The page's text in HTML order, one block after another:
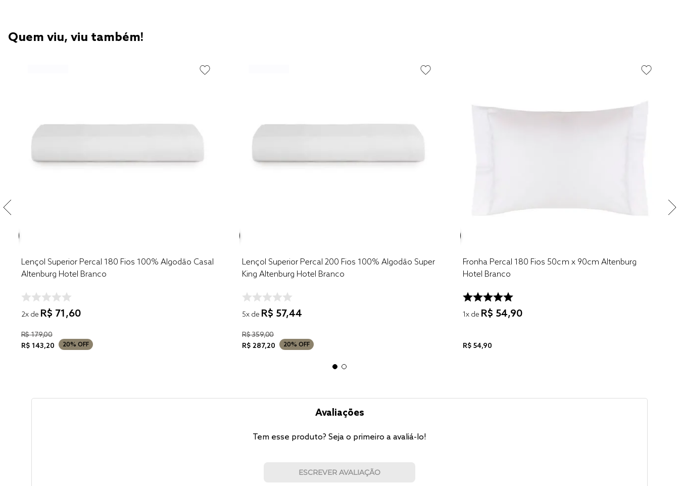
Quem viu, viu também!
Lençol Superior Percal 180 Fios 100% Algodão Casal
Altenburg Hotel Branco
2x de R$ 71,60
R$179,00
R$ 143,20 20% OFF
Lençol Superior Percal 200 Fios 100% Algodão Super
King Altenburg Hotel Branco
5x de R$ 57,44
R$359,00
R$ 287,20 20% OFF
Fronha Percal 180 Fios 50cm x 90cm Altenburg
Hotel Branco
1x de R$ 54,90
R$ 54,90
Avaliações
Tem esse produto? Seja o primeiro a avaliá-lo!
ESCREVER AVALIAÇÃO